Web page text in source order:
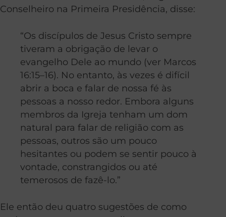
Conselheiro na Primeira Presidência, disse:
“Os discípulos de Jesus Cristo sempre
tiveram a obrigação de levar o
evangelho Dele ao mundo (ver Marcos
16:15–16). No entanto, às vezes é difícil
abrir a boca e falar de nossa fé às
pessoas a nosso redor. Embora alguns
membros da Igreja tenham um dom
natural para falar de religião com as
pessoas, outros são um pouco
hesitantes ou podem se sentir pouco à
vontade, constrangidos ou até
temerosos de fazê-lo.”
Ele então deu quatro sugestões de como